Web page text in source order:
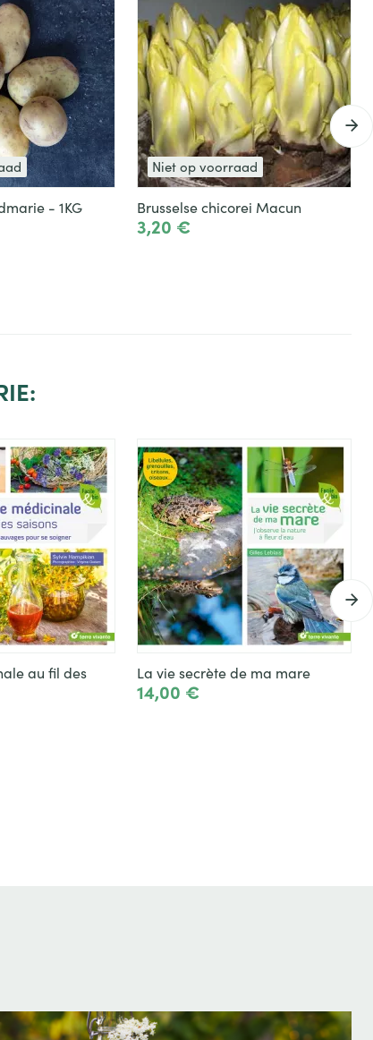
- 1KG
Niet op voorraad
Brusselse chicorei Macun
3,20 €
au fil des
La vie secrète de ma mare
14,00 €